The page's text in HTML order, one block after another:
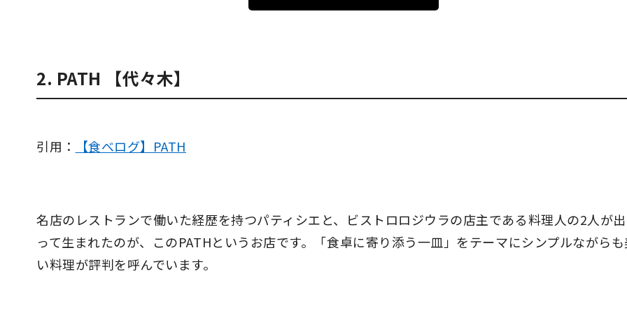
2. PATH 【代々木】
引用： 【食べログ】PATH
名店のレストランで働いた経歴を持つパティシエと、ビストロロジウラの店主である料理人の2人が
って生まれたのが、このPATHというお店です。「食卓に寄り添う一皿」をテーマにシンプルながら
い料理が評判を呼んでいます。